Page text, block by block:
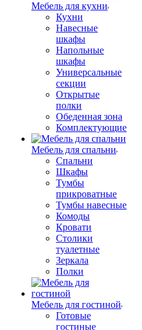
Мебель для кухни
Кухни
Навесные
шкафы
Напольные
шкафы
Универсальные
секции
Открытые
полки
Обеденная зона
Комплектующие
Мебель для спальни
Спальни
Шкафы
Тумбы
прикроватные
Тумбы навесные
Комоды
Кровати
Столики
туалетные
Зеркала
Полки
Мебель для гостиной
Готовые
гостиные